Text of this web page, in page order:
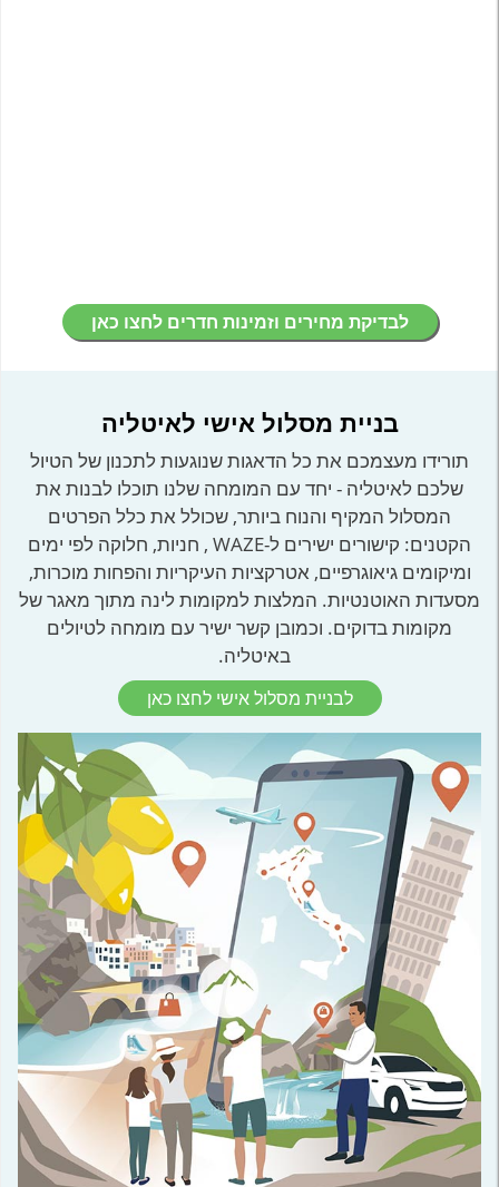
לבדיקת מחירים וזמינות חדרים לחצו כאן
בניית מסלול אישי לאיטליה
תורידו מעצמכם את כל הדאגות שנוגעות לתכנון של הטיול
שלכם לאיטליה - יחד עם המומחה שלנו תוכלו לבנות את
המסלול המקיף והנוח ביותר, שכולל את כלל הפרטים
הקטנים: קישורים ישירים ל-WAZE , חניות, חלוקה לפי ימים
ומיקומים גיאוגרפיים, אטרקציות העיקריות והפחות מוכרות,
מסעדות האוטנטיות. המלצות למקומות לינה מתוך מאגר של
מקומות בדוקים. וכמובן קשר ישיר עם מומחה לטיולים
באיטליה.
לבניית מסלול אישי לחצו כאן